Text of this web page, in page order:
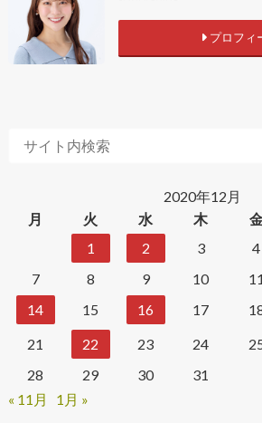
プロフィ
2020年12月
月
火 水 木
1
2 3 4
7
8 9 10 11
14
15 16 17
21
22 23 24
28
29 30
31
« 11月
1月 »